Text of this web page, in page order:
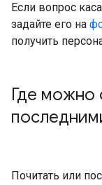
Если вопрос
задайте его на
получить
Где можно
Почитать или